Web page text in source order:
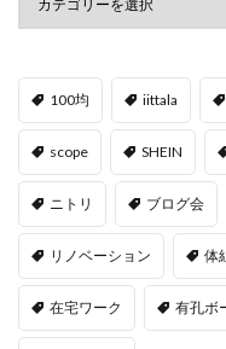
100均 iittala
scope SHEIN
ニトリ ブログ会
リノベーション 体
在宅ワーク 有孔ボ